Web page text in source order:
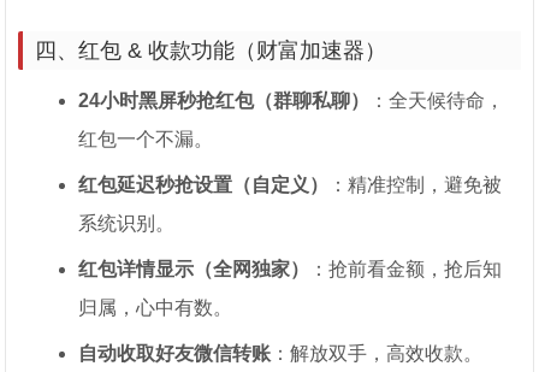
四、红包 & 收款功能（财富加速器）
24小时黑屏秒抢红包（群聊私聊）
：全天候待命，
红包一个不漏。
红包延迟秒抢设置（自定义）
：精准控制，避免被
系统识别。
红包详情显示（全网独家）
：抢前看金额，抢后知
归属，心中有数。
自动收取好友微信转账 ：解放双手，高效收款。